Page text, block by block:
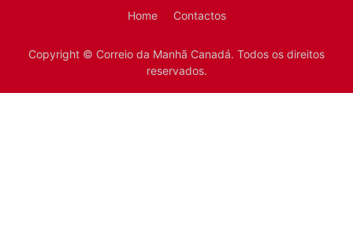
Home Contactos
Copyright © Correio da Manhã Canadá. Todos os direitos
reservados.